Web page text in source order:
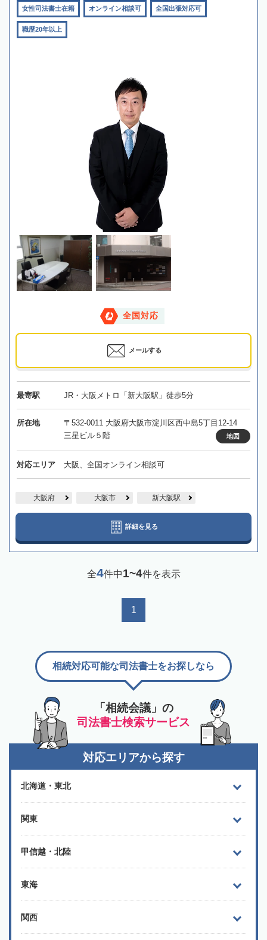
女性司法書士在籍 オンライン相談可 全国出張対応可
職歴20年以上
全国対応
メールする
最寄駅 JR・大阪メトロ「新大阪駅」徒歩5分
所在地
〒532-0011 大阪府大阪市淀川区西中島5丁目12-14
三星ビル５階
地図
対応エリア 大阪、全国オンライン相談可
大阪府 大阪市 新大阪駅
詳細を見る
全4件中1~4件を表示
1
「相続会議」の
司法書士検索サービス
相続対応可能な司法書士をお探しなら
対応エリアから探す
北海道・東北
関東
甲信越・北陸
東海
関西